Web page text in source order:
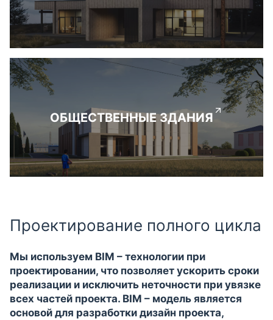
ОБЩЕСТВЕННЫЕ ЗДАНИЯ
Проектирование полного цикла
Мы используем BIM – технологии при
проектировании, что позволяет ускорить сроки
реализации и исключить неточности при увязке
всех частей проекта. BIM – модель является
основой для разработки дизайн проекта,